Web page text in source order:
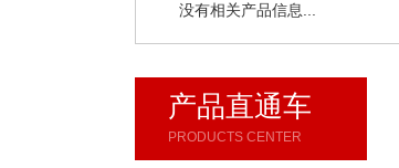
没有相关产品信息...
产品直通车
PRODUCTS CENTER